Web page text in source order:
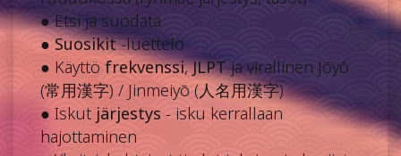
● Etsi ja suodata
●Suosikit-luettelo
● Käyttö frekvenssi,JLPTja virallinen Jōyō
(常用漢字) / Jinmeiyō (人名用漢字)
● Iskut järjestys - isku kerrallaan
hajottaminen